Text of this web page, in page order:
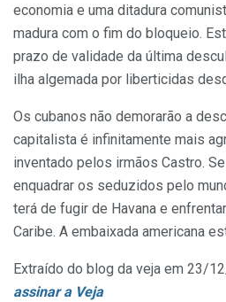
economia e uma ditadura
madura com o fim do bloqueio.
prazo de validade da última
ilha algemada por liberticidas
Os cubanos não demorarão a
capitalista é infinitamente mais
inventado pelos irmãos Castro.
enquadrar os seduzidos pelo
terá de fugir de Havana e
Caribe. A embaixada americana
Extraído do blog da veja em 23/
assinar a Veja